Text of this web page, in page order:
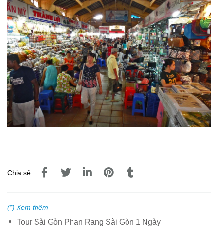
Chia sẻ:
(*) Xem thêm
Tour Sài Gòn Phan Rang Sài Gòn 1 Ngày